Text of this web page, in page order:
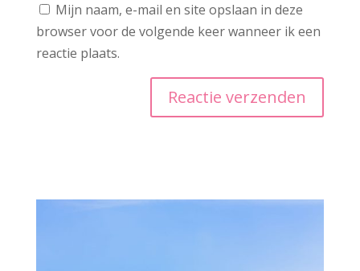
Mijn naam, e-mail en site opslaan in deze
browser voor de volgende keer wanneer ik een
reactie plaats.